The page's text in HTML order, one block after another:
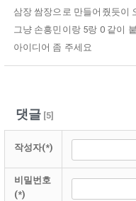
삼장 쌈장으로 만들어줬듯이
그냥 손흥민이랑 5랑 0 같이
아이디어 좀 주세요
댓글[5]
작성자(*)
비밀번호
(*)